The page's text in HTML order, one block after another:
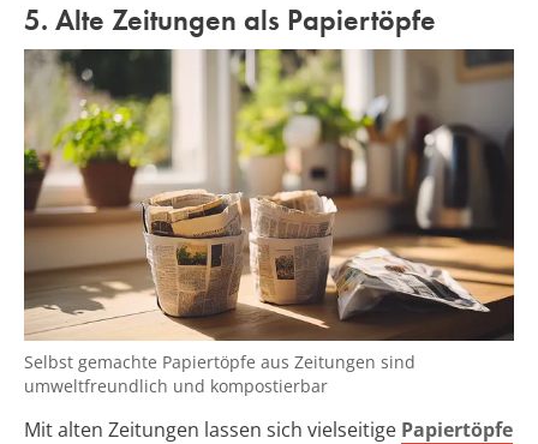
5. Alte Zeitungen als Papiertöpfe
Selbst gemachte Papiertöpfe aus Zeitungen sind
umweltfreundlich und kompostierbar
Mit alten Zeitungen lassen sich vielseitige Papiertöpfe